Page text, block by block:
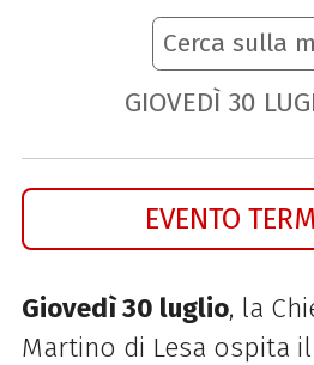
Cerca sulla
GIOVEDÌ 30
EVENTO
Giovedì 30 luglio, la
Martino di Lesa ospita